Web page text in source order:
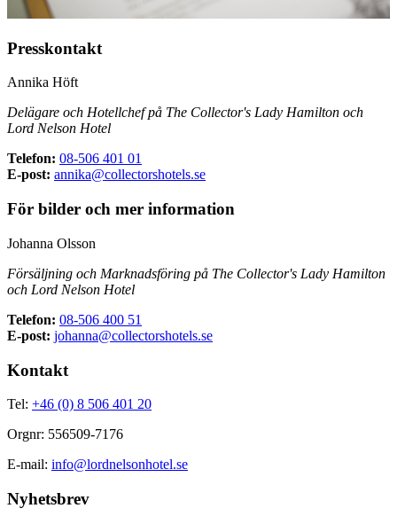
Presskontakt
Annika Höft
Delägare och Hotellchef på The Collector's Lady Hamilton och
Lord Nelson Hotel
Telefon: 08-506 401 01
E-post: annika@collectorshotels.se
För bilder och mer information
Johanna Olsson
Försäljning och Marknadsföring på The Collector's Lady Hamilton
och Lord Nelson Hotel
Telefon: 08-506 400 51
E-post: johanna@collectorshotels.se
Kontakt
Tel: +46 (0) 8 506 401 20
Orgnr: 556509-7176
E-mail: info@lordnelsonhotel.se
Nyhetsbrev